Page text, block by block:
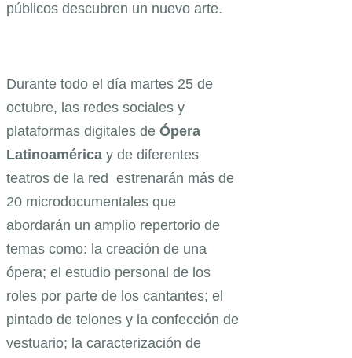
públicos descubren un nuevo arte.
Durante todo el día martes 25 de
octubre, las redes sociales y
plataformas digitales de Ópera
Latinoamérica y de diferentes
teatros de la red estrenarán más de
20 microdocumentales que
abordarán un amplio repertorio de
temas como: la creación de una
ópera; el estudio personal de los
roles por parte de los cantantes; el
pintado de telones y la confección de
vestuario; la caracterización de